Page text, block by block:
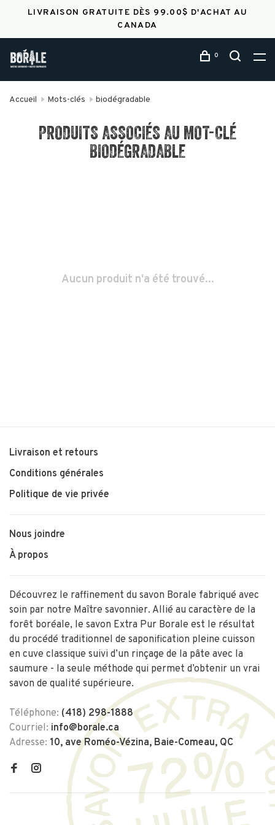
LIVRAISON GRATUITE DÈS 99.00$ D'ACHAT AU
CANADA
0
Accueil Mots-clés biodégradable
PRODUITS ASSOCIÉS AU MOT-CLÉ
BIODÉGRADABLE
Aucun produit n'a été trouvé...
Livraison et retours
Conditions générales
Politique de vie privée
Nous joindre
À propos
Découvrez le raffinement du savon Borale fabriqué avec
soin par notre Maître savonnier. Allié au caractère de la
forêt boréale, le savon Extra Pur Borale est le résultat
du procédé traditionnel de saponification pleine cuisson
en cuve classique suivi d’un rinçage de la pâte avec la
saumure - la seule méthode qui permet d’obtenir un vrai
savon de qualité supérieure.
Téléphone: (418) 298-1888
Courriel: info@borale.ca
Adresse: 10, ave Roméo-Vézina, Baie-Comeau, QC